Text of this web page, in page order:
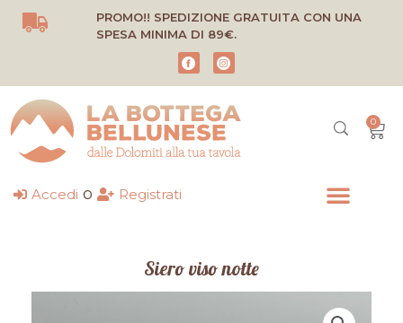
Vai
PROMO!! SPEDIZIONE GRATUITA CON UNA
SPESA MINIMA DI 89€.
0
Accedi o Registrati
Siero viso notte